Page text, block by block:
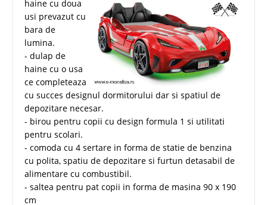
haine cu doua
usi prevazut cu
bara de
lumina.
- dulap de
haine cu o usa
ce completeaza
cu succes designul dormitorului dar si spatiul de
depozitare necesar.
- birou pentru copii cu design formula 1 si utilitati
pentru scolari.
- comoda cu 4 sertare in forma de statie de benzina
cu polita, spatiu de depozitare si furtun detasabil de
alimentare cu combustibil.
- saltea pentru pat copii in forma de masina 90 x 190
cm